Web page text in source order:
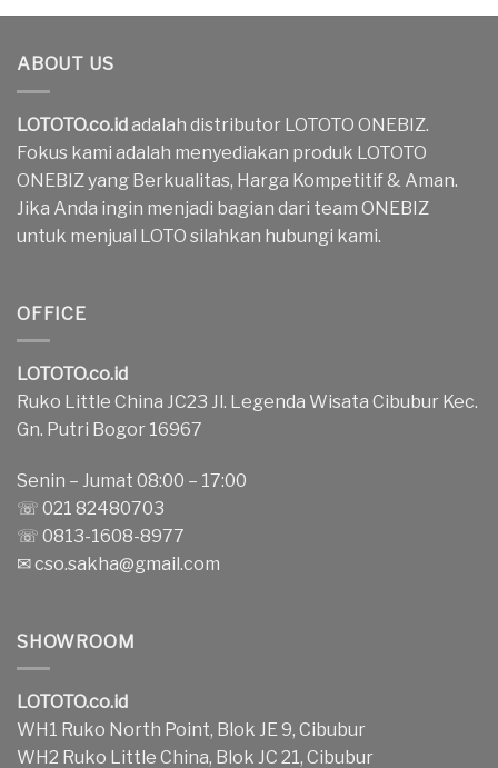
ABOUT US
LOTOTO.co.idadalah distributor LOTOTO ONEBIZ.
Fokus kami adalah menyediakan produk LOTOTO
ONEBIZ yang Berkualitas, Harga Kompetitif & Aman.
Jika Anda ingin menjadi bagian dari team ONEBIZ
untuk menjual LOTO silahkan hubungi kami.
OFFICE
LOTOTO.co.id
Ruko Little China JC23 Jl. Legenda Wisata Cibubur Kec.
Gn. Putri Bogor 16967
Senin – Jumat 08:00 – 17:00
☏ 021 82480703
☏ 0813-1608-8977
✉cso.sakha@gmail.com
SHOWROOM
LOTOTO.co.id
WH1 Ruko North Point, Blok JE 9, Cibubur
WH2 Ruko Little China, Blok JC 21, Cibubur